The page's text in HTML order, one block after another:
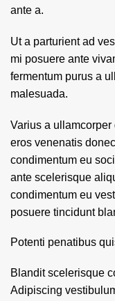
ante a.
Ut a parturient ad
mi posuere ante
fermentum purus a
malesuada.
Varius a ullamcorper
eros venenatis
condimentum eu
ante scelerisque
condimentum eu
posuere tincidunt
Potenti penatibus
Blandit scelerisque
Adipiscing